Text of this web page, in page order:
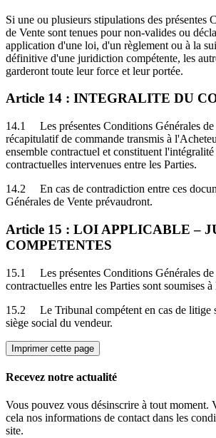
Si une ou plusieurs stipulations des présentes
de Vente sont tenues pour non-valides ou
application d'une loi, d'un règlement ou à la
définitive d'une juridiction compétente, les
garderont toute leur force et leur portée.
Article 14 : INTEGRALITE DU
14.1 Les présentes Conditions Générales de
récapitulatif de commande transmis à
ensemble contractuel et constituent
contractuelles intervenues entre les Parties.
14.2 En cas de contradiction entre ces
Générales de Vente prévaudront.
Article 15 : LOI APPLICABLE –
COMPETENTES
15.1 Les présentes Conditions Générales de
contractuelles entre les Parties sont soumises
15.2 Le Tribunal compétent en cas de litige
siège social du vendeur.
Recevez notre actualité
Vous pouvez vous désinscrire à tout moment.
cela nos informations de contact dans les
site.